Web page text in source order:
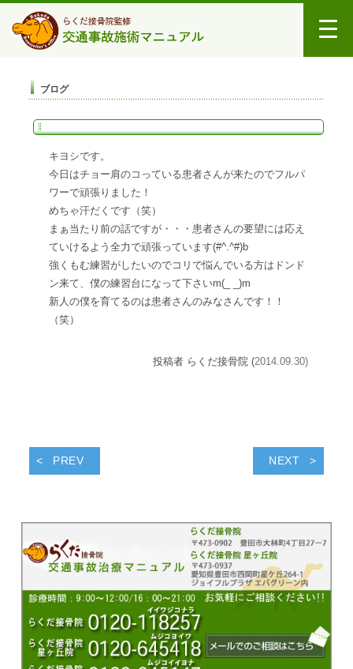
ブログ
キヨシです。
今日はチョー肩のコっている患者さんが来たのでフルパ
ワーで頑張りました！
めちゃ汗だくです（笑）
まぁ当たり前の話ですが・・・患者さんの要望には応え
ていけるよう全力で頑張っています(#^.^#)b
強くもむ練習がしたいのでコリで悩んでいる方はドンド
ン来て、僕の練習台になって下さいm(_ _)m
新人の僕を育てるのは患者さんのみなさんです！！
（笑）
投稿者 らくだ接骨院 (2014.09.30)
PREV NEXT